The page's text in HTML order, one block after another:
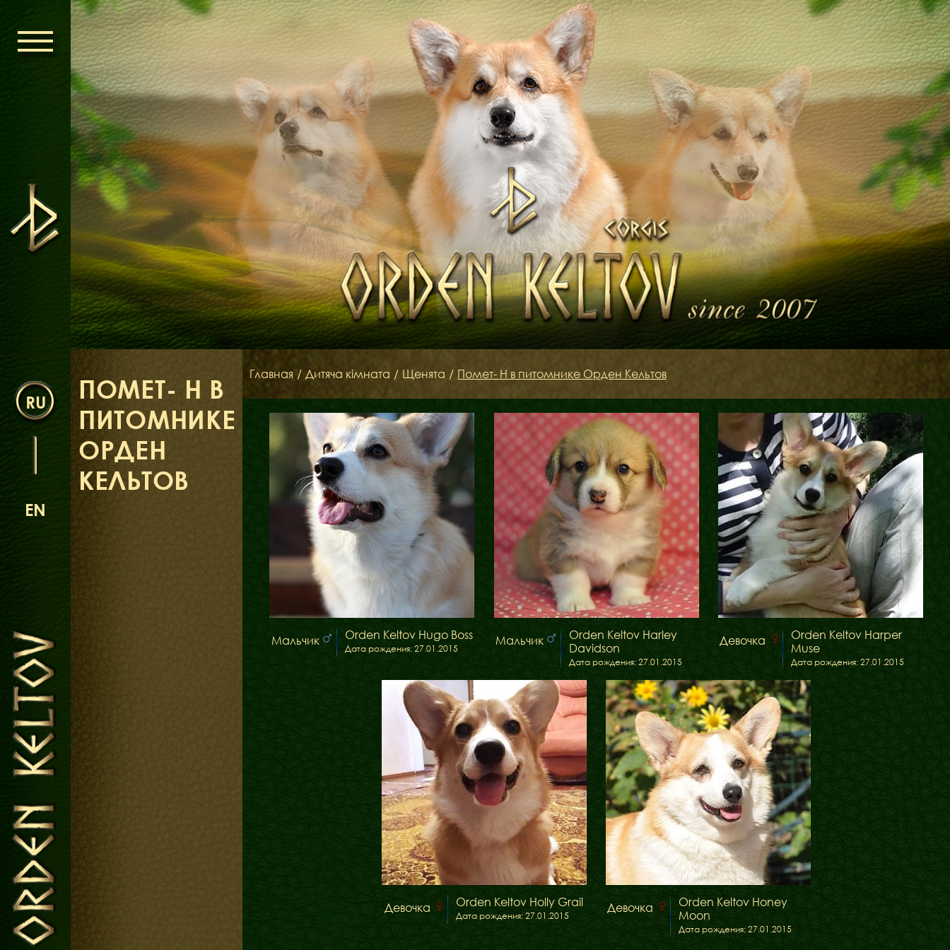
ПОМЕТ- H В
ПИТОМНИКЕ
ОРДЕН
КЕЛЬТОВ
Главная / Дитяча кімната / Щенята / Помет- H в питомнике Орден Кельтов
Мальчик Orden Keltov Hugo Boss
Дата рождения: 27.01.2015
Мальчик
Orden Keltov Harley
Davidson
Дата рождения: 27.01.2015
Девочка
Orden Keltov Harper
Muse
Дата рождения: 27.01.2015
Девочка Orden Keltov Holly Grail
Дата рождения: 27.01.2015
Девочка
Orden Keltov Honey
Moon
Дата рождения: 27.01.2015
RU
EN
ГОЛОВНА
ОРДЕН КЕЛЬТІВ
НОВИНИ
ДИТЯЧА КІМНАТА
КОНТАКТИ
Наші коргі
Дами Ордену
Кавалери Ордену
Щенята
Дитяча кімната
Бібліотека
Міфи
Факти
Блог
Галереї